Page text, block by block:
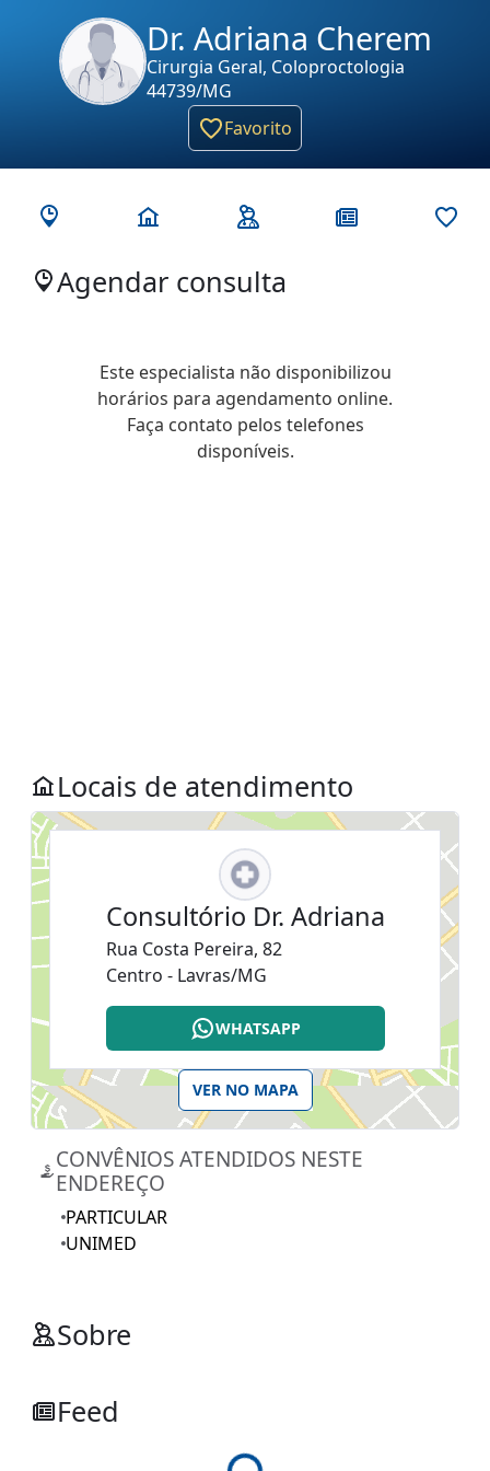
Dr. Adriana Cherem
Cirurgia Geral, Coloproctologia
44739/MG
Favorito
Agendar consulta
Locais de atendimento
Consultório Dr. Adriana
Rua Costa Pereira, 82
Centro - Lavras/MG
WHATSAPP
VER NO MAPA
CONVÊNIOS ATENDIDOS NESTE
ENDEREÇO
PARTICULAR
UNIMED
Sobre
Feed